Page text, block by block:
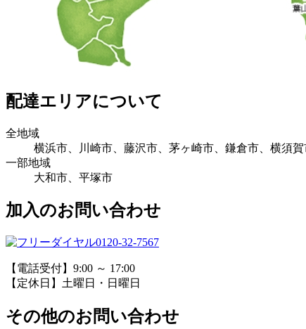
配達エリアについて
全地域
横浜市、川崎市、藤沢市、茅ヶ崎市、鎌倉市、横須
一部地域
大和市、平塚市
加入のお問い合わせ
0120-32-7567
【電話受付】9:00 ～ 17:00
【定休日】土曜日・日曜日
その他のお問い合わせ